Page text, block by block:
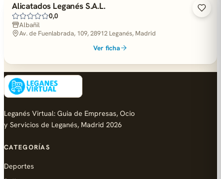
Alicatados Leganés S.A.L.
0,0
Albañil
Av. de Fuenlabrada, 109, 28912 Leganés, Madrid
Ver ficha
Leganés Virtual: Guia de Empresas, Ocio
y Servicios de Leganés, Madrid 2026
CATEGORÍAS
Deportes